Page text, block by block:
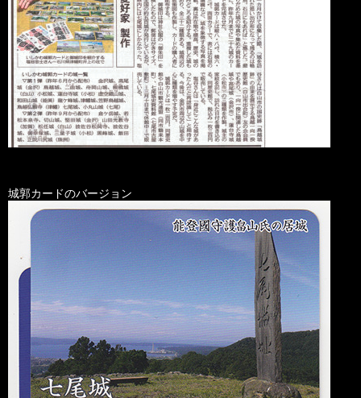
城郭カードのバージョン